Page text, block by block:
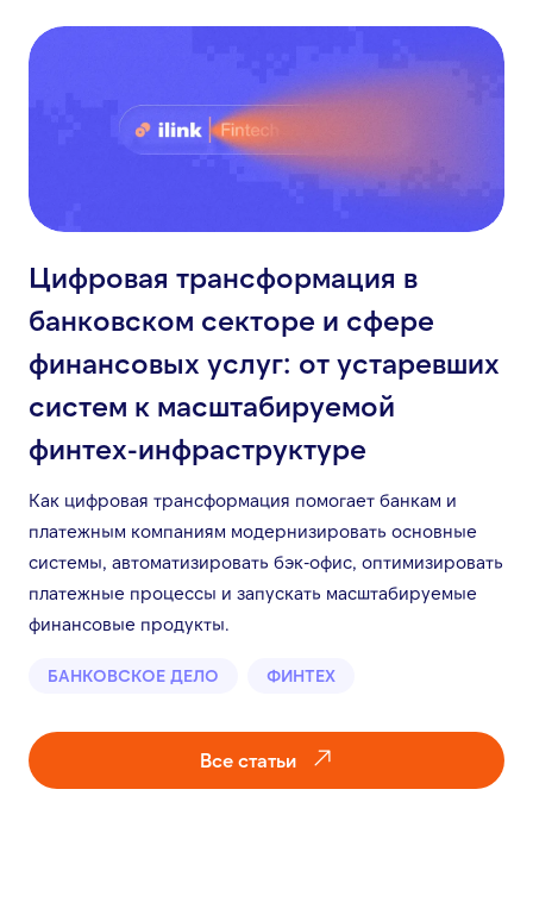
Цифровая трансформация в
банковском секторе и сфере
финансовых услуг: от устаревших
систем к масштабируемой
финтех-инфраструктуре
Как цифровая трансформация помогает банкам и
платежным компаниям модернизировать основные
системы, автоматизировать бэк-офис, оптимизировать
платежные процессы и запускать масштабируемые
финансовые продукты.
БАНКОВСКОЕ ДЕЛО ФИНТЕХ
Все статьи